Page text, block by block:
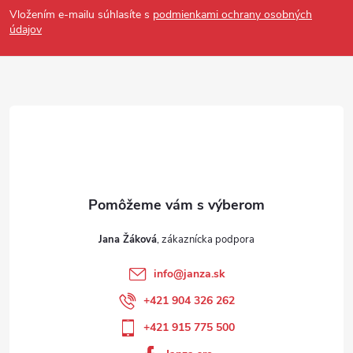
Vložením e-mailu súhlasíte s podmienkami ochrany osobných
údajov
Jana Žáková
info@janza.sk
+421 904 326 262
+421 915 775 500